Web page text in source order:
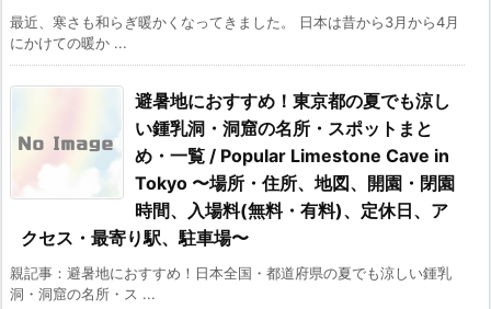
最近、寒さも和らぎ暖かくなってきました。 日本は昔から3月から4月
にかけての暖か ...
避暑地におすすめ！東京都の夏でも涼し
い鍾乳洞・洞窟の名所・スポットまと
め・一覧 / Popular Limestone Cave in
Tokyo 〜場所・住所、地図、開園・閉園
時間、入場料(無料・有料)、定休日、ア
クセス・最寄り駅、駐車場〜
親記事：避暑地におすすめ！日本全国・都道府県の夏でも涼しい鍾乳
洞・洞窟の名所・ス ...